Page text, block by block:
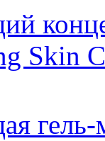
Skin